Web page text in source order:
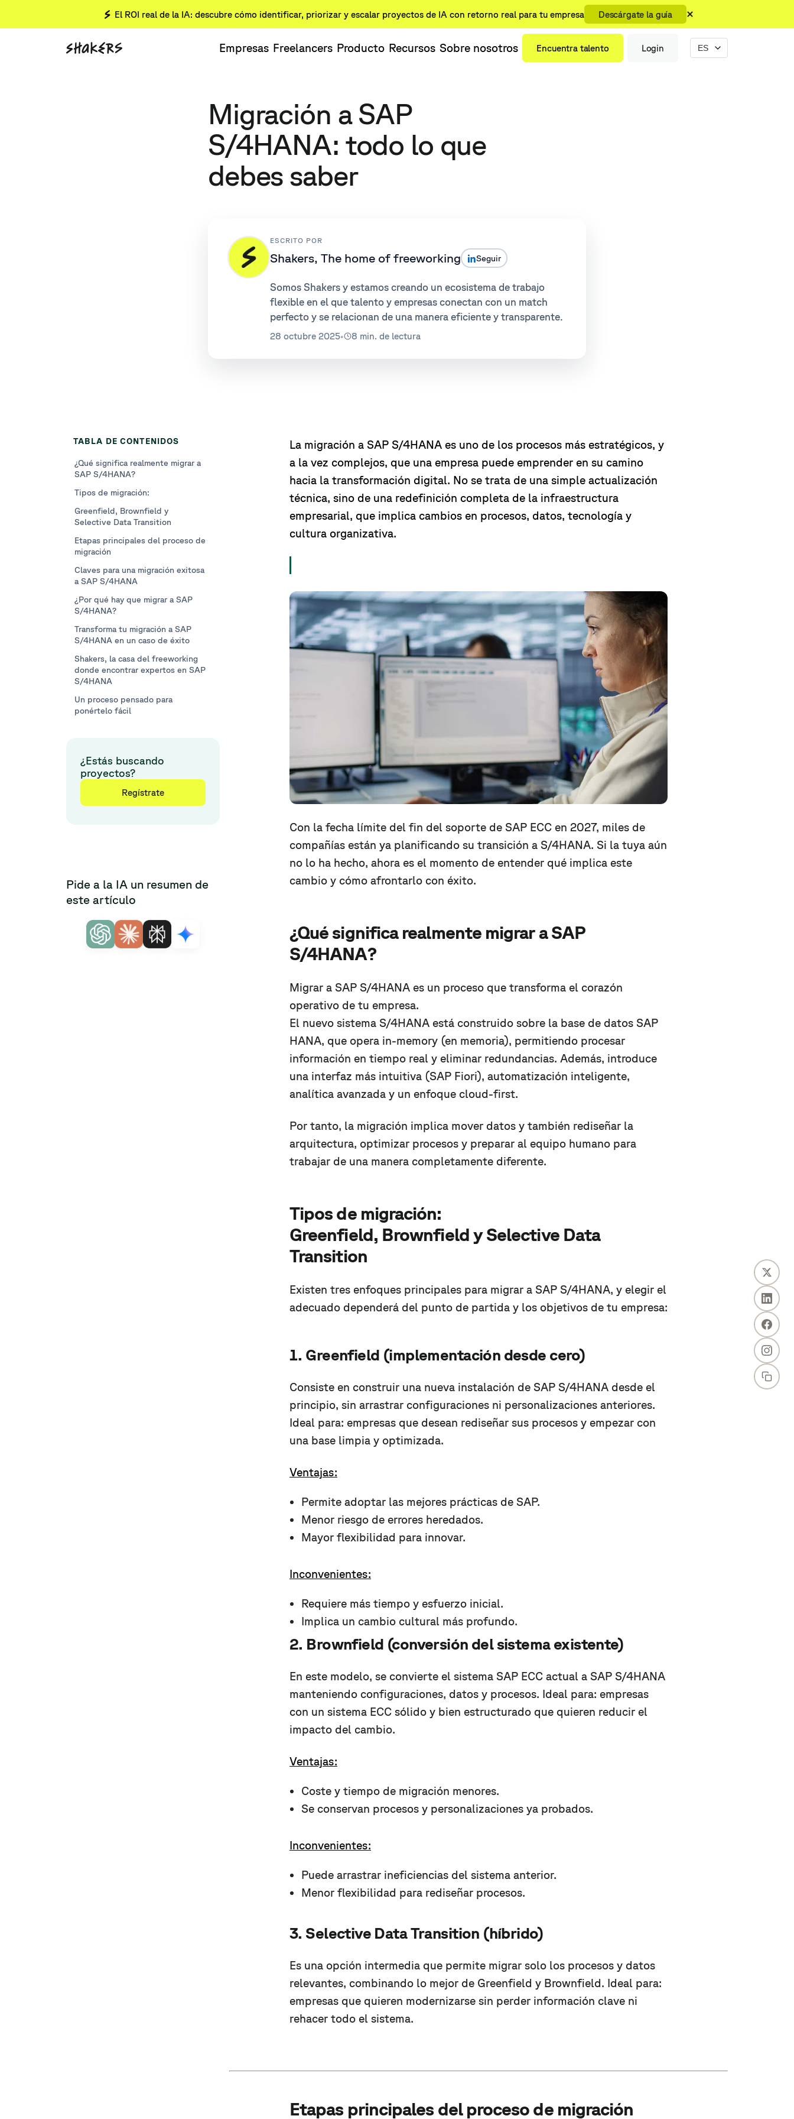
El ROI real de la IA: descubre cómo identificar, priorizar y escalar proyectos de IA con retorno real para tu empresa Descárgate la guía
Empresas Freelancers Producto Recursos Sobre nosotros Encuentra talento Login
Migración a SAP
S/4HANA: todo lo que
debes saber
ESCRITO POR
Shakers, The home of freeworking Seguir
Somos Shakers y estamos creando un ecosistema de trabajo
flexible en el que talento y empresas conectan con un match
perfecto y se relacionan de una manera eficiente y transparente.
28 octubre 2025• 8 min. de lectura
TABLA DE CONTENIDOS
¿Qué significa realmente migrar a
SAP S/4HANA?
Tipos de migración:
Greenfield, Brownfield y
Selective Data Transition
Etapas principales del proceso de
migración
Claves para una migración exitosa
a SAP S/4HANA
¿Por qué hay que migrar a SAP
S/4HANA?
Transforma tu migración a SAP
S/4HANA en un caso de éxito
Shakers, la casa del freeworking
donde encontrar expertos en SAP
S/4HANA
Un proceso pensado para
ponértelo fácil
¿Estás buscando
proyectos?
Regístrate
Pide a la IA un resumen de
este artículo
La migración a SAP S/4HANA es uno de los procesos más estratégicos, y
a la vez complejos, que una empresa puede emprender en su camino
hacia la transformación digital. No se trata de una simple actualización
técnica, sino de una redefinición completa de la infraestructura
empresarial, que implica cambios en procesos, datos, tecnología y
cultura organizativa.
Con la fecha límite del fin del soporte de SAP ECC en 2027, miles de
compañías están ya planificando su transición a S/4HANA. Si la tuya aún
no lo ha hecho, ahora es el momento de entender qué implica este
cambio y cómo afrontarlo con éxito.
¿Qué significa realmente migrar a SAP
S/4HANA?
Migrar a SAP S/4HANA es un proceso que transforma el corazón
operativo de tu empresa.
El nuevo sistema S/4HANA está construido sobre la base de datos SAP
HANA, que opera in-memory (en memoria), permitiendo procesar
información en tiempo real y eliminar redundancias. Además, introduce
una interfaz más intuitiva (SAP Fiori), automatización inteligente,
analítica avanzada y un enfoque cloud-first.
Por tanto, la migración implica mover datos y también rediseñar la
arquitectura, optimizar procesos y preparar al equipo humano para
trabajar de una manera completamente diferente.
Tipos de migración:
Greenfield, Brownfield y Selective Data
Transition
Existen tres enfoques principales para migrar a SAP S/4HANA, y elegir el
adecuado dependerá del punto de partida y los objetivos de tu empresa:
1. Greenfield (implementación desde cero)
Consiste en construir una nueva instalación de SAP S/4HANA desde el
principio, sin arrastrar configuraciones ni personalizaciones anteriores.
Ideal para: empresas que desean rediseñar sus procesos y empezar con
una base limpia y optimizada.
Ventajas:
Permite adoptar las mejores prácticas de SAP.
Menor riesgo de errores heredados.
Mayor flexibilidad para innovar.
Inconvenientes:
Requiere más tiempo y esfuerzo inicial.
Implica un cambio cultural más profundo.
2. Brownfield (conversión del sistema existente)
En este modelo, se convierte el sistema SAP ECC actual a SAP S/4HANA
manteniendo configuraciones, datos y procesos. Ideal para: empresas
con un sistema ECC sólido y bien estructurado que quieren reducir el
impacto del cambio.
Ventajas:
Coste y tiempo de migración menores.
Se conservan procesos y personalizaciones ya probados.
Inconvenientes:
Puede arrastrar ineficiencias del sistema anterior.
Menor flexibilidad para rediseñar procesos.
3. Selective Data Transition (híbrido)
Es una opción intermedia que permite migrar solo los procesos y datos
relevantes, combinando lo mejor de Greenfield y Brownfield. Ideal para:
empresas que quieren modernizarse sin perder información clave ni
rehacer todo el sistema.
Etapas principales del proceso de migración